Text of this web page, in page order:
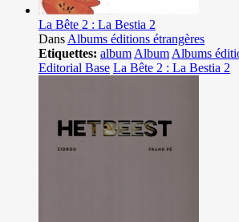
La Bête 2 : La Bestia 2
Dans Albums éditions étrangères
Etiquettes: album Album Albums
Editorial Base La Bête 2 : La Bestia 2